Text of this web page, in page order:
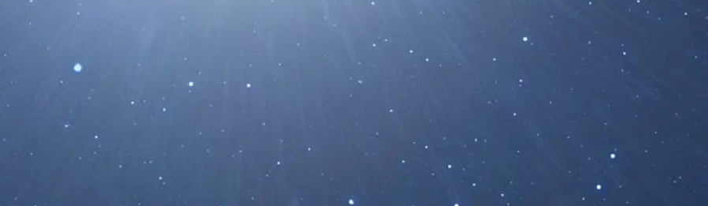
por quinta vez el planeta Mercurio, preparándose...